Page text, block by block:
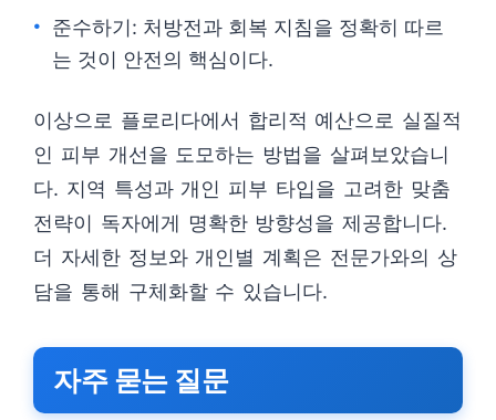
준수하기: 처방전과 회복 지침을 정확히 따르
는 것이 안전의 핵심이다.
이상으로 플로리다에서 합리적 예산으로 실질적
인 피부 개선을 도모하는 방법을 살펴보았습니
다. 지역 특성과 개인 피부 타입을 고려한 맞춤
전략이 독자에게 명확한 방향성을 제공합니다.
더 자세한 정보와 개인별 계획은 전문가와의 상
담을 통해 구체화할 수 있습니다.
자주 묻는 질문